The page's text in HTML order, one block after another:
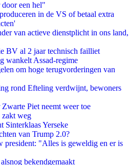
een hel"
in de VS of betaal extra
van actieve dienstplicht in ons land,
BV al 2 jaar technisch failliet
wankelt Assad-regime
om hoge terugvorderingen van
rond Efteling verdwijnt, bewoners
Piet neemt weer toe
weg
Sinterklaas Yerseke
van Trump 2.0?
president: "Alles is geweldig en er is
bekendgemaakt